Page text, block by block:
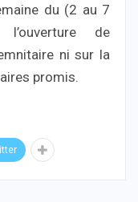
du (2 au 7
de
ni sur la
promis.